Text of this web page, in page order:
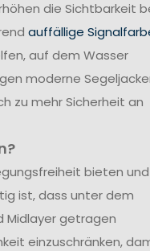
die Sichtbarkeit
auffällige
auf dem Wasser
moderne
zu mehr Sicherheit an
bieten und
ist, dass unter dem
Midlayer getragen
einzuschränken,